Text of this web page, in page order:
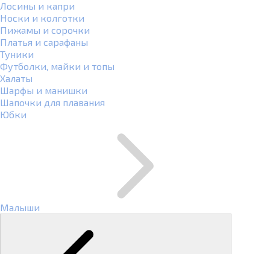
Лосины и капри
Носки и колготки
Пижамы и сорочки
Платья и сарафаны
Туники
Футболки, майки и топы
Халаты
Шарфы и манишки
Шапочки для плавания
Юбки
Малыши